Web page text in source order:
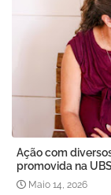
Ação com
promovida na
Maio 14, 2026